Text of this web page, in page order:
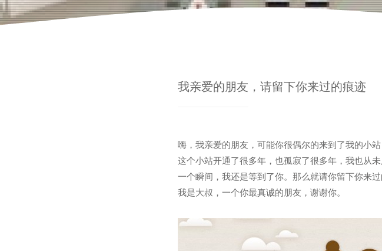
我亲爱的朋友，请留下你来过的痕迹
嗨，我亲爱的朋友，可能你很偶尔的来到了我的小
这个小站开通了很多年，也孤寂了很多年，我也从
一个瞬间，我还是等到了你。那么就请你留下你来
我是大叔，一个你最真诚的朋友，谢谢你。